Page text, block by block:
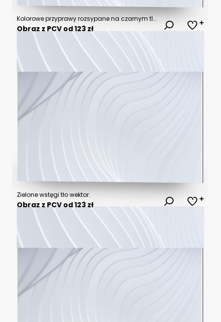
Kolorowe przyprawy rozsypane na czarnym tle tworzą żywy kontrast. Żółta kurkuma, czerwona papryka, brązowy cynamon i zielony suszony rozmaryn układają się w artystyczny wzór.
Obraz z PCV od 123 zł
Zielone wstęgi tło wektor.
Obraz z PCV od 123 zł